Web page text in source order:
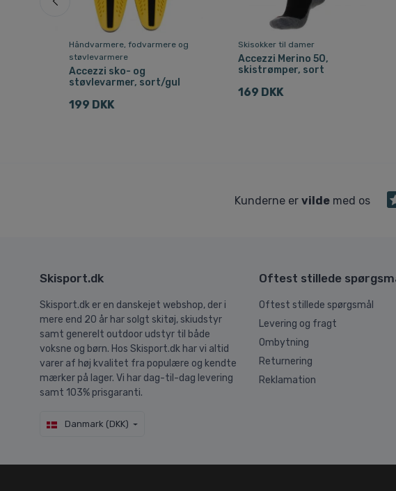
Håndvarmere, fodvarmere og
støvlevarmere
Accezzi sko- og
støvlevarmer, sort/gul
199 DKK
Skisokker til damer
Accezzi Merino 50,
skistrømper, sort
169 DKK
Kunderne er vildemed os
Skisport.dk
Skisport.dk er en danskejet webshop, der i
mere end 20 år har solgt skitøj, skiudstyr
samt generelt outdoor udstyr til både
voksne og børn. Hos Skisport.dk har vi altid
varer af høj kvalitet fra populære og kendte
mærker på lager. Vi har dag-til-dag levering
samt 103% prisgaranti.
Danmark (DKK)
Oftest stillede
Oftest stillede spørgsmål
Levering og fragt
Ombytning
Returnering
Reklamation